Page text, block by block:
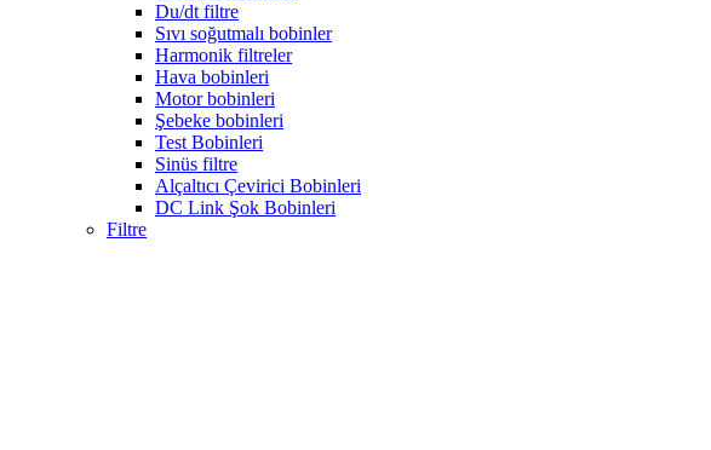
Du/dt filtre
Sıvı soğutmalı bobinler
Harmonik filtreler
Hava bobinleri
Motor bobinleri
Şebeke bobinleri
Test Bobinleri
Sinüs filtre
Alçaltıcı Çevirici Bobinleri
DC Link Şok Bobinleri
Filtre